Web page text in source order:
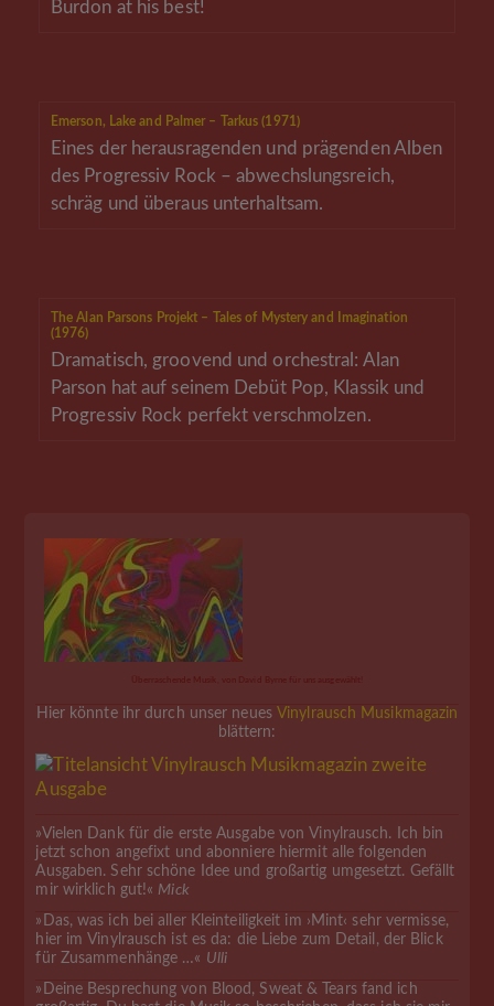
Burdon at his best!
Emerson, Lake and Palmer – Tarkus (1971)
Eines der herausragenden und prägenden Alben
des Progressiv Rock – abwechslungsreich,
schräg und überaus unterhaltsam.
The Alan Parsons Projekt – Tales of Mystery and Imagination
(1976)
Dramatisch, groovend und orchestral: Alan
Parson hat auf seinem Debüt Pop, Klassik und
Progressiv Rock perfekt verschmolzen.
Hier könnte ihr durch unser neues Vinylrausch Musikmagazin
blättern:
»Vielen Dank für die erste Ausgabe von Vinylrausch. Ich bin
jetzt schon angefixt und abonniere hiermit alle folgenden
Ausgaben. Sehr schöne Idee und großartig umgesetzt. Gefällt
mir wirklich gut!« Mick
»Das, was ich bei aller Kleinteiligkeit im ›Mint‹ sehr vermisse,
hier im Vinylrausch ist es da: die Liebe zum Detail, der Blick
für Zusammenhänge …« Ulli
»Deine Besprechung von Blood, Sweat & Tears fand ich